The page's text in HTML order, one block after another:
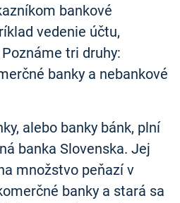
bankové
vedenie účtu,
tri druhy:
banky a nebankové
alebo banky bánk, plní
banka Slovenska. Jej
množstvo peňazí v
banky a stará sa